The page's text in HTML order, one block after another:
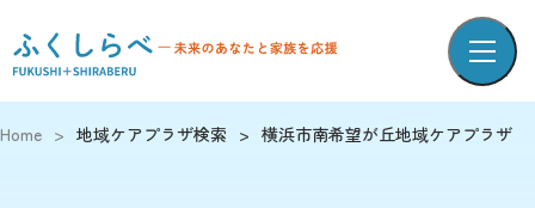
Home > 地域ケアプラザ検索 > 横浜市南希望が丘地域ケアプラザ